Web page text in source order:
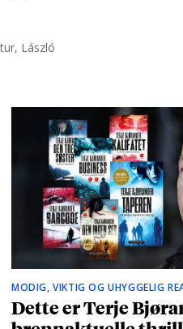
László
MODIG, VIKTIG OG UHYGGELIG
Dette er Terje